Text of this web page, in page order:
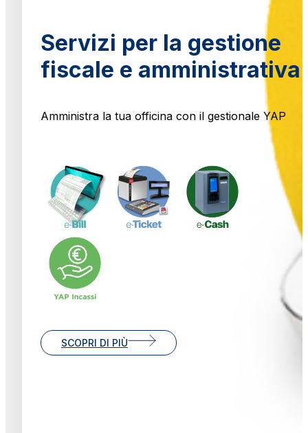
Servizi per la gestione
fiscale e amministrativa
Amministra la tua officina con il gestionale YAP
SCOPRI DI PIÙ